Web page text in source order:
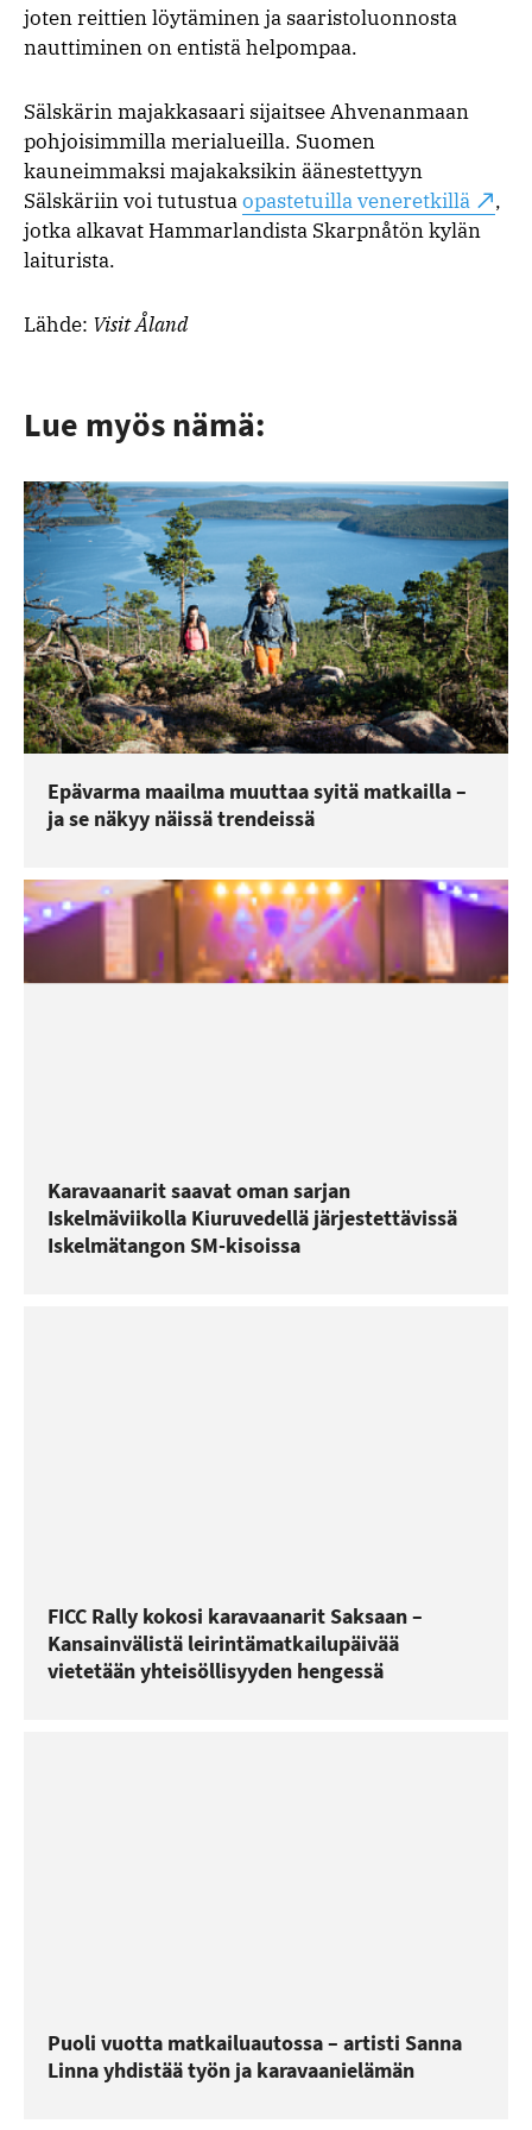
joten reittien löytäminen ja saaristoluonnosta
nauttiminen on entistä helpompaa.
Sälskärin majakkasaari sijaitsee Ahvenanmaan
pohjoisimmilla merialueilla. Suomen
kauneimmaksi majakaksikin äänestettyyn
Sälskäriin voi tutustuaopastetuilla veneretkillä
,
jotka alkavat Hammarlandista Skarpnåtön kylän
laiturista.
Lähde: Visit Åland
Lue myös nämä:
Epävarma maailma muuttaa syitä matkailla –
ja se näkyy näissä trendeissä
Karavaanarit saavat oman sarjan
Iskelmäviikolla Kiuruvedellä järjestettävissä
Iskelmätangon SM-kisoissa
FICC Rally kokosi karavaanarit Saksaan –
Kansainvälistä leirintämatkailupäivää
vietetään yhteisöllisyyden hengessä
Puoli vuotta matkailuautossa – artisti Sanna
Linna yhdistää työn ja karavaanielämän